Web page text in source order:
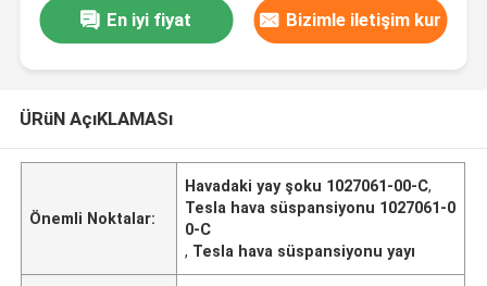
En iyi fiyat Bizimle iletişim kur
ÜRüN AçıKLAMASı
Önemli Noktalar:
Havadaki yay şoku 1027061-00-C,
Tesla hava süspansiyonu 1027061-0
0-C
, Tesla hava süspansiyonu yayı